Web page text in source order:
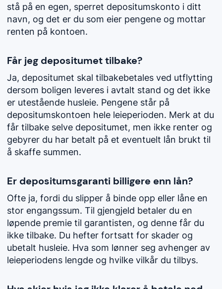
stå på en egen, sperret depositumskonto i ditt
navn, og det er du som eier pengene og mottar
renten på kontoen.
Får jeg depositumet tilbake?
Ja, depositumet skal tilbakebetales ved utflytting
dersom boligen leveres i avtalt stand og det ikke
er utestående husleie. Pengene står på
depositumskontoen hele leieperioden. Merk at du
får tilbake selve depositumet, men ikke renter og
gebyrer du har betalt på et eventuelt lån brukt til
å skaffe summen.
Er depositumsgaranti billigere enn lån?
Ofte ja, fordi du slipper å binde opp eller låne en
stor engangssum. Til gjengjeld betaler du en
løpende premie til garantisten, og denne får du
ikke tilbake. Du hefter fortsatt for skader og
ubetalt husleie. Hva som lønner seg avhenger av
leieperiodens lengde og hvilke vilkår du tilbys.